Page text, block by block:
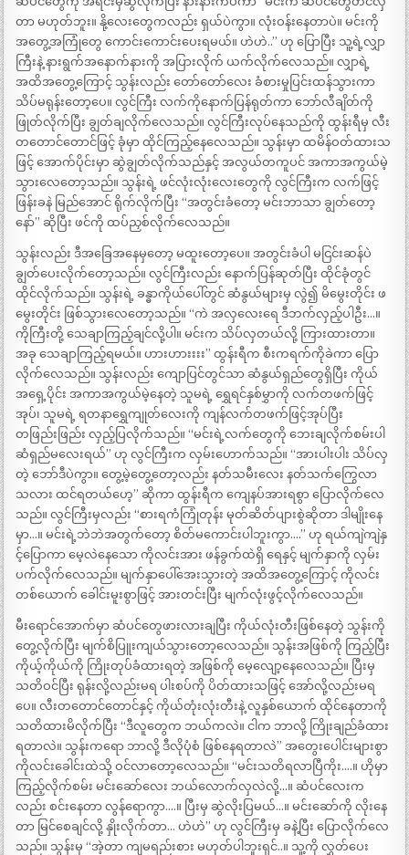
တာ မဟုတ်ဘူး။ နို့လေးတွေကလည်း ရှယ်ပဲကွာ။ လုံးဝန်းနေတာပဲ။ မင်းကို
အတွေ့အကြုံတွေ ကောင်းကောင်းပေးရမယ်။ ဟဲဟဲ..” ဟု ပြောပြီး သူ့ရဲ့လျှာ
ကြီးနဲ့ နားရွက်အနောက်နားကို အပြားလိုက် ယက်လိုက်လေသည်။ လျှာရဲ့
အထိအတွေ့ကြောင့် သွန်းလည်း တော်တော်လေး ခံစားမှုပြင်းထန်သွားကာ
သိပ်မရုန်းတော့ပေ။ လွင်ကြီး လက်ကိုနောက်ပြန်ရုတ်ကာ ဘော်လီချိတ်ကို
ဖြုတ်လိုက်ပြီး ချွတ်ချလိုက်လေသည်။ လွင်ကြီးလုပ်နေသည်ကို ထွန်းရီမှ လီး
တတောင်တောင်ဖြင့် ခုံမှာ ထိုင်ကြည့်နေလေသည်။ သွန်းမှာ ထမိန်ဝတ်ထားသ
ဖြင့် အောက်ပိုင်းမှာ ဆွဲချွတ်လိုက်သည်နှင့် အလွယ်တကူပင် အကာအကွယ်မဲ့
သွားလေတော့သည်။ သွန်းရဲ့ ဖင်လုံးလုံးလေးတွေကို လွင်ကြီးက လက်ဖြင့်
ဖြန်းခနဲ မြည်အောင် ရိုက်လိုက်ပြီး “အတွင်းခံတော့ မင်းဘာသာ ချွတ်တော့
နော်” ဆိုပြီး ဖင်ကို ထပ်ညှစ်လိုက်လေသည်။
သွန်းလည်း ဒီအခြေအနေမှတော့ မထူးတော့ပေ။ အတွင်းခံပါ မငြင်းဆန်ပဲ
ချွတ်ပေးလိုက်တော့သည်။ လွင်ကြီးလည်း နောက်ပြန်ဆုတ်ပြီး ထိုင်ခုံတွင်
ထိုင်လိုက်သည်။ သွန်းရဲ့ ခန္ဓာကိုယ်ပေါ်တွင် ဆံနွယ်များမှ လွဲ၍ မိမွေးတိုင်း ဖ
မွေးတိုင်း ဖြစ်သွားလေတော့သည်။ “ကဲ အလှလေးရေ ဒီဘက်လှည့်ပါဦး…။
ကိုကြီးတို့ သေချာကြည့်ချင်လို့ပါ။ မင်းက သိပ်လှတယ်လို့ ကြားထားတာ။
အခု သေချာကြည့်ရမယ်။ ဟားဟားးးး” ထွန်းရီက စီးကရက်ကိုခဲကာ ပြော
လိုက်လေသည်။ သွန်းလည်း ကျောပြင်တွင်သာ ဆံနွယ်ရှည်တွေရှိပြီး ကိုယ်
အရှေ့ပိုင်း အကာအကွယ်မဲ့နေတဲ့ သူမရဲ့ ရွှေရင်နှစ်မွှာကို လက်တဖက်ဖြင့်
အုပ်၊ သူမရဲ့ ရတနာရွှေကျုတ်လေးကို ကျန်လက်တဖက်ဖြင့်အုပ်ပြီး
တဖြည်းဖြည်း လှည့်ပြလိုက်သည်။ “မင်းရဲ့လက်တွေကို ဘေးချလိုက်စမ်းပါ
ဆံရှည်မလေးရယ်” ဟု လွင်ကြီးက လှမ်းဟောက်သည်။ “အားပါးပါး သိပ်လှ
တဲ့ ဘော်ဒီပဲကွာ။ တွေ့မဲ့တွေ့တော့လည်း နတ်သမီးလေး နတ်သက်ကြွေလာ
သလား ထင်ရတယ်ဟေ့” ဆိုကာ ထွန်းရီက ကျေနပ်အားရစွာ ပြောလိုက်လေ
သည်။ လွင်ကြီးမှလည်း “စားရကံကြုံတုန်း မုတ်ဆိတ်ပျားစွဲဆိုတာ ဒါမျိုးနေ
မှာ…။ မင်းရဲ့ဘဲဘဲအတွက်တော့ စိတ်မကောင်းပါဘူးကွာ….” ဟု ရယ်ကျဲကျဲနှ
င့်ပြောကာ မေ့လဲနေသော ကိုလင်းအား ဖန်ခွက်ထဲရှိ ရေနှင့် မျက်နှာကို လှမ်း
ပက်လိုက်လေသည်။ မျက်နှာပေါ်အေးသွားတဲ့ အထိအတွေ့ကြောင့် ကိုလင်း
တစ်ယောက် ခေါင်းမူးစွာဖြင့် အားတင်းပြီး မျက်လုံးဖွင့်လိုက်လေသည်။
မီးရောင်အောက်မှာ ဆံပင်တွေဖားလားချပြီး ကိုယ်လုံးတီးဖြစ်နေတဲ့ သွန်းကို
တွေ့လိုက်ပြီး မျက်စိပြူးကျယ်သွားတော့လေသည်။ သွန်းအဖြစ်ကို ကြည့်ပြီး
ကိုယ့်ကိုယ်ကို ကြိုးတုပ်ခံထားရတဲ့ အဖြစ်ကို မေ့လျော့နေလေသည်။ ပြီးမှ
သတိဝင်ပြီး ရုန်းလို့လည်းမရ ပါးစပ်ကို ပိတ်ထားသဖြင့် အော်လို့လည်းမရ
ပေ။ လီးတတောင်တောင်နှင့် ကိုယ်တုံးလုံးတီးနဲ့ လူနှစ်ယောက် ထိုင်နေတာကို
သတိထားမိလိုက်ပြီး “ဒီလူတွေက ဘယ်ကလဲ။ ငါက ဘာလို့ ကြိုးချည်ခံထား
ရတာလဲ။ သွန်းကရော ဘာလို့ ဒီလိုပုံစံ ဖြစ်နေရတာလဲ” အတွေးပေါင်းများစွာ
ကိုလင်းခေါင်းထဲသို့ ဝင်လာတော့လေသည်။ “မင်းသတိရလာပြီကိုး….။ ဟိုမှာ
ကြည့်လိုက်စမ်း မင်းဆော်လေး ဘယ်လောက်လှလဲလို့…။ ဆံပင်လေးက
လည်း စင်းနေတာ လွန်ရောကွာ….။ ပြီးမှ ဆွဲလိုးပြမယ်…။ မင်းဆော်ကို လိုးနေ
တာ မြင်စေချင်လို့ နှိုးလိုက်တာ… ဟဲဟဲ” ဟု လွင်ကြီးမှ ခနဲ့ပြီး ပြောလိုက်လေ
သည်။ သွန်းမှ “အဲ့တာ ကျမရည်းစား မဟုတ်ပါဘူးရှင်..။ သူ့ကို လွှတ်ပေး